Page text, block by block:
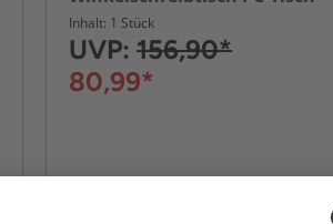
Regal Schublade L-Form Braun
135 x 90 x 79 cm
Inhalt: 1 Stück
UVP: 156,90*
80,99*